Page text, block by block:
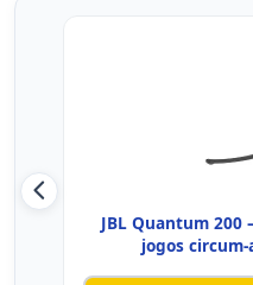
JBL Quantum 200
jogos